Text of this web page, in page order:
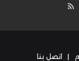
وسط
| اتصل بنا